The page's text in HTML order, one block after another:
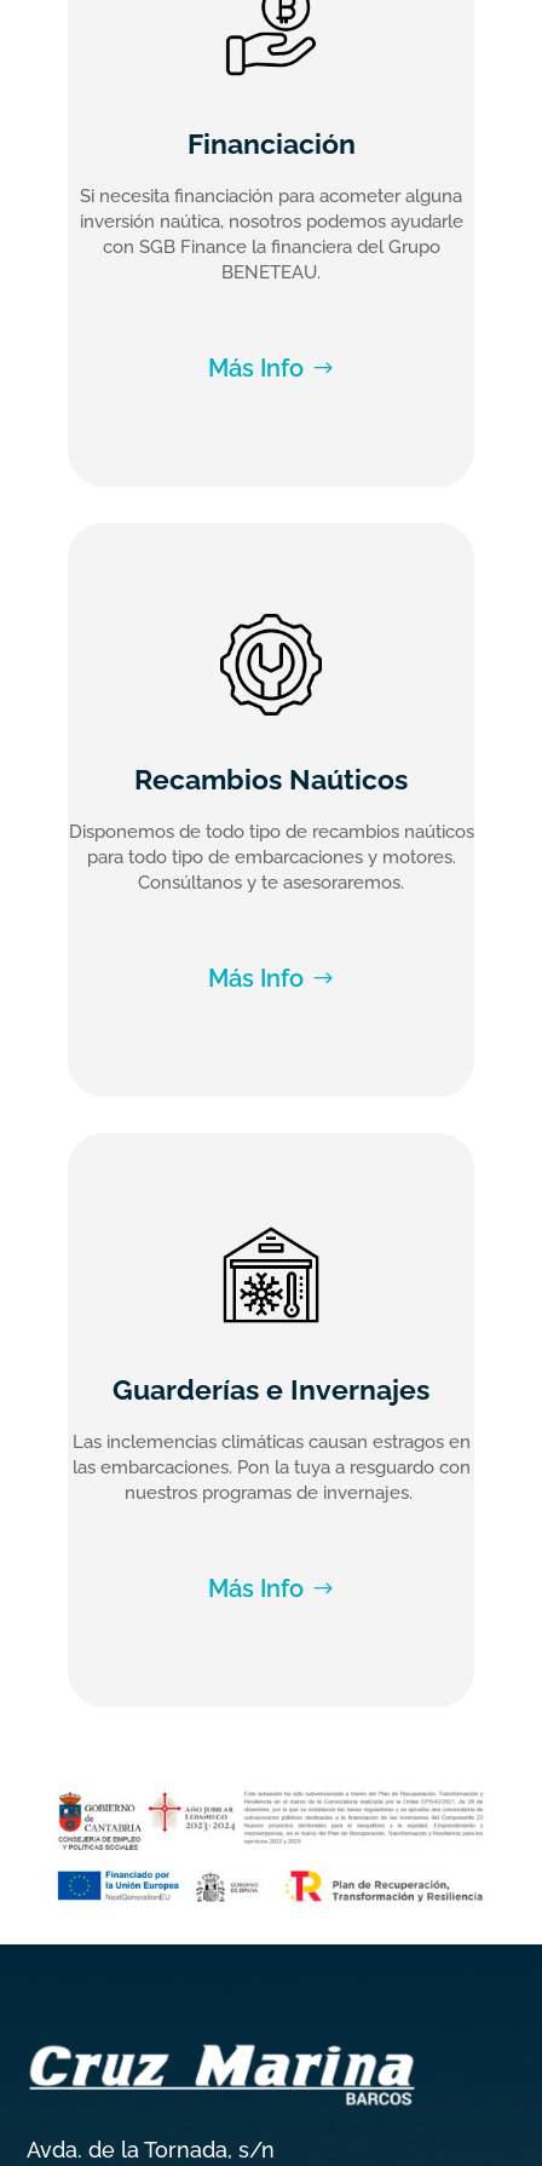
Financiación
Si necesita financiación para acometer alguna
inversión naútica, nosotros podemos ayudarle
con SGB Finance la financiera del Grupo
BENETEAU.
Más Info
Recambios Naúticos
Disponemos de todo tipo de recambios naúticos
para todo tipo de embarcaciones y motores.
Consúltanos y te asesoraremos.
Más Info
Guarderías e Invernajes
Las inclemencias climáticas causan estragos en
las embarcaciones. Pon la tuya a resguardo con
nuestros programas de invernajes.
Más Info
Avda. de la Tornada, s/n